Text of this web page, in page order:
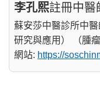
李孔熙註冊中醫
蘇安莎中醫診所中
研究與應用） （腫
網站: https://